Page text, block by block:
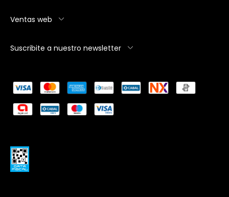
Ventas web
Suscribite a nuestro newsletter